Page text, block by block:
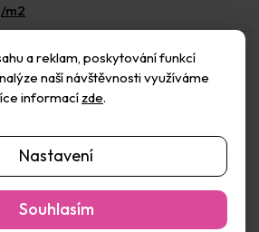
a reklam, poskytování funkcí
naší návštěvnosti využíváme
informací zde.
Nastavení
Souhlasím
jemnozrnný hladký povrch téměř bez
rovnoměrné rozmývání jedné nebo
a inkoustem a pro malování jemných
kreslení a stínování suchými
m2